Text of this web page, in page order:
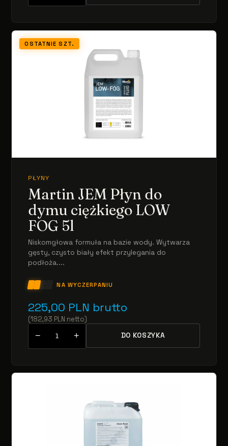
OSTATNIE SZT.
PŁYNY
Martin JEM Płyn do
dymu ciężkiego LOW
FOG 5l
Niskomgłowa formuła na bazie wody. Wytwarza
gęsty, czysto biały efekt przylegania do
podłoża....
NA WYCZERPANIU
225,00 PLN brutto
(182,93 PLN netto)
− + DO KOSZYKA